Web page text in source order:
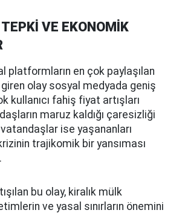
VE EKONOMİK
platformların en çok paylaşılan
olay sosyal medyada geniş
kullanıcı fahiş fiyat artışları
maruz kaldığı çaresizliği
ise yaşananları
trajikomik bir yansıması
bu olay, kiralık mülk
ve yasal sınırların önemini